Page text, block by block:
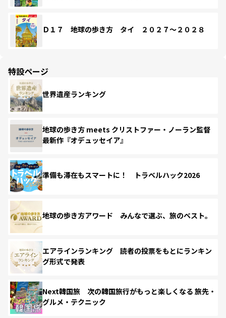
Ｄ１７ 地球の歩き方 タイ ２０２７～２０２８
特設ページ
世界遺産ランキング
地球の歩き方 meets クリストファー・ノーラン監督
最新作『オデュッセイア』
準備も滞在もスマートに！ トラベルハック2026
地球の歩き方アワード みんなで選ぶ、旅のベスト。
エアラインランキング 読者の投票をもとにランキン
グ形式で発表
Next韓国旅 次の韓国旅行がもっと楽しくなる 旅先・
グルメ・テクニック